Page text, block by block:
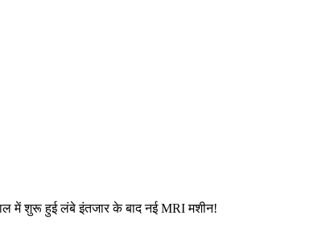
में शुरू हुई लंबे इंतजार के बाद नई MRI मशीन!